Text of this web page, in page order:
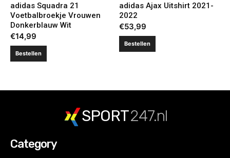
adidas Squadra 21
Voetbalbroekje Vrouwen
Donkerblauw Wit
€14,99
Bestellen
adidas Ajax Uitshirt 2021-
2022
€53,99
Bestellen
SPORT247.nl
Category